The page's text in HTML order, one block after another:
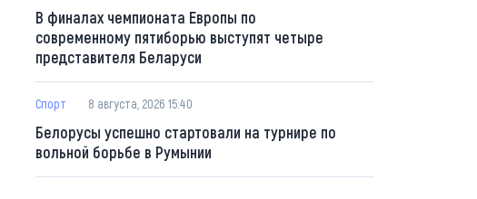
В финалах чемпионата Европы по
современному пятиборью выступят четыре
представителя Беларуси
Спорт 8 августа, 2026 15:40
Белорусы успешно стартовали на турнире по
вольной борьбе в Румынии